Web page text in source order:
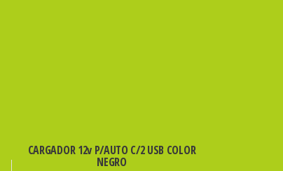
CARGADOR 12v P/AUTO C/2 USB COLOR
NEGRO